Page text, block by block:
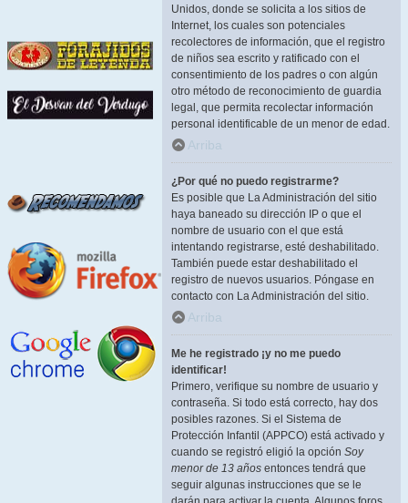
Unidos, donde se solicita a los sitios de
Internet, los cuales son potenciales
recolectores de información, que el registro
de niños sea escrito y ratificado con el
consentimiento de los padres o con algún
otro método de reconocimiento de guardia
legal, que permita recolectar información
personal identificable de un menor de edad.
Arriba
¿Por qué no puedo registrarme?
Es posible que La Administración del sitio
haya baneado su dirección IP o que el
nombre de usuario con el que está
intentando registrarse, esté deshabilitado.
También puede estar deshabilitado el
registro de nuevos usuarios. Póngase en
contacto con La Administración del sitio.
Arriba
Me he registrado ¡y no me puedo
identificar!
Primero, verifique su nombre de usuario y
contraseña. Si todo está correcto, hay dos
posibles razones. Si el Sistema de
Protección Infantil (APPCO) está activado y
cuando se registró eligió la opción Soy
menor de 13 años entonces tendrá que
seguir algunas instrucciones que se le